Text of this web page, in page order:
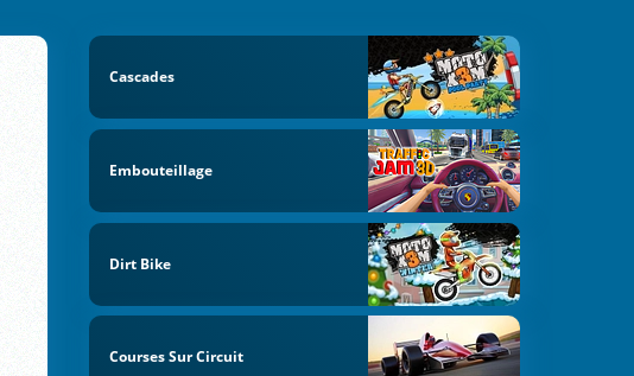
Cascades
Embouteillage
Dirt Bike
Courses Sur Circuit